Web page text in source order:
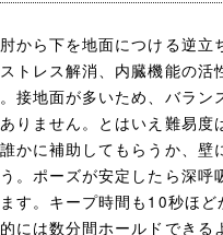
から下を地面につける逆立
トレス解消、内臓機能の活
接地面が多いため、バラン
りません。とはいえ難易度
かに補助してもらうか、壁
。ポーズが安定したら深呼
す。キープ時間も10秒ほど
には数分間ホールドできる